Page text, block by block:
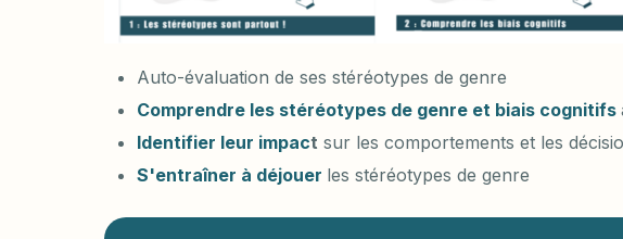
Auto-évaluation de ses stéréotypes de genre
Comprendre les stéréotypes de genre et biais cognitifs
Identifier leur impact sur les comportements et les
S'entraîner à déjouer les stéréotypes de genre